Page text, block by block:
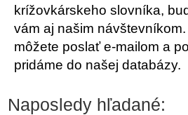
krížovkárskeho slovníka,
vám aj našim
môžete poslať e-mailom a
pridáme do našej databázy.
Naposledy hľadané: